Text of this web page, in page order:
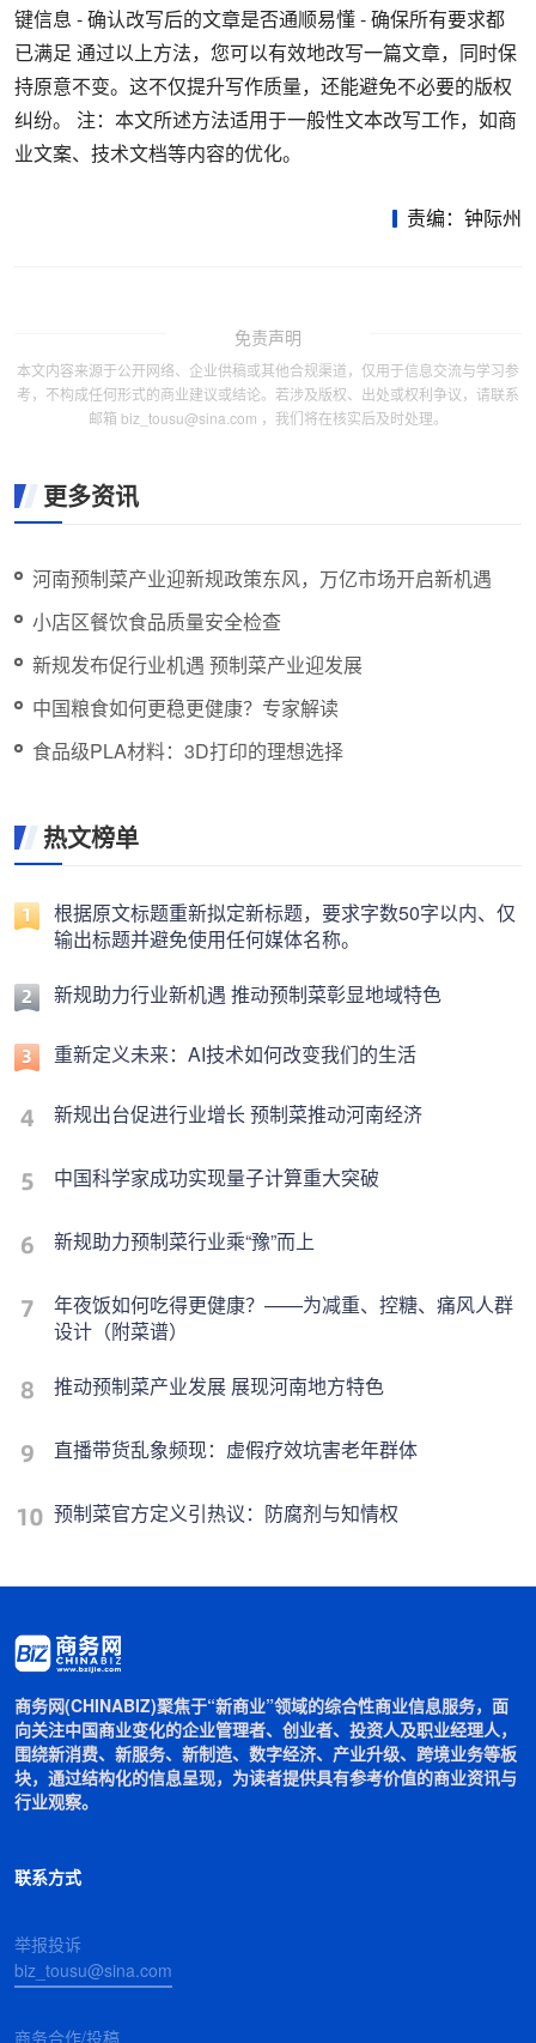
键信息 - 确认改写后的文章是否通顺易懂 - 确保所有要求都
已满足 通过以上方法，您可以有效地改写一篇文章，同时保
持原意不变。这不仅提升写作质量，还能避免不必要的版权
纠纷。 注：本文所述方法适用于一般性文本改写工作，如商
业文案、技术文档等内容的优化。
责编：钟际州
免责声明
本文内容来源于公开网络、企业供稿或其他合规渠道，仅用于信息交流与学习参
考，不构成任何形式的商业建议或结论。若涉及版权、出处或权利争议，请联系
邮箱 biz_tousu@sina.com ，我们将在核实后及时处理。
更多资讯
河南预制菜产业迎新规政策东风，万亿市场开启新机遇
小店区餐饮食品质量安全检查
新规发布促行业机遇 预制菜产业迎发展
中国粮食如何更稳更健康？专家解读
食品级PLA材料：3D打印的理想选择
热文榜单
根据原文标题重新拟定新标题，要求字数50字以内、仅
输出标题并避免使用任何媒体名称。
新规助力行业新机遇 推动预制菜彰显地域特色
重新定义未来：AI技术如何改变我们的生活
新规出台促进行业增长 预制菜推动河南经济
中国科学家成功实现量子计算重大突破
新规助力预制菜行业乘“豫”而上
年夜饭如何吃得更健康？——为减重、控糖、痛风人群
设计（附菜谱）
推动预制菜产业发展 展现河南地方特色
直播带货乱象频现：虚假疗效坑害老年群体
预制菜官方定义引热议：防腐剂与知情权
商务网(CHINABIZ)聚焦于“新商业”领域的综合性商业信息服务，面
向关注中国商业变化的企业管理者、创业者、投资人及职业经理人，
围绕新消费、新服务、新制造、数字经济、产业升级、跨境业务等板
块，通过结构化的信息呈现，为读者提供具有参考价值的商业资讯与
行业观察。
联系方式
举报投诉
biz_tousu@sina.com
商务合作/投稿